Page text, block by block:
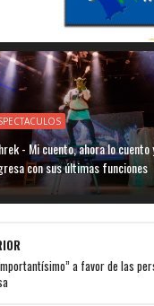
- Mi cuento, ahora lo cuento
con sus últimas funciones
a favor de las